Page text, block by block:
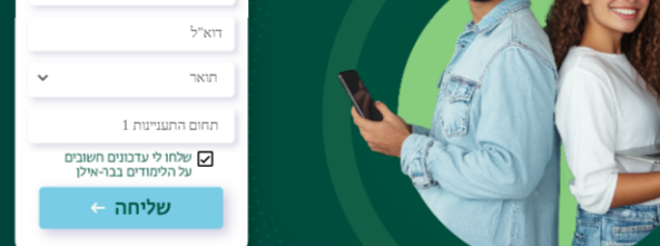
– וידוא מסלול הלימודים במערכת
שהנך רשומ/ה למסלול הלימודים שברצונך ללמוד. ניתן לצפות במסלול
אינ-בר >> מידע למועמד >> הרשמה והחלטה >> תחת הכותרת
לשנות לעדיפות אחרת שהתקבלת אליה: